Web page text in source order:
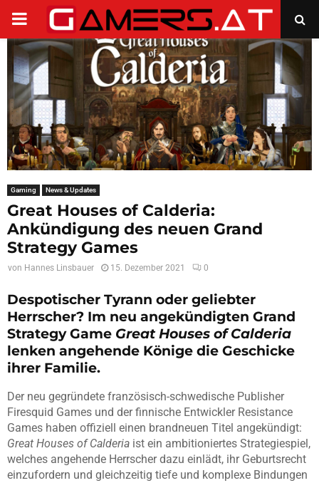
PRIMARY
MENU
Gaming News & Updates
Great Houses of Calderia:
Ankündigung des neuen Grand
Strategy Games
von Hannes Linsbauer 15. Dezember 2021 0
Despotischer Tyrann oder geliebter
Herrscher? Im neu angekündigten Grand
Strategy Game Great Houses of Calderia
lenken angehende Könige die Geschicke
ihrer Familie.
Der neu gegründete französisch-schwedische Publisher
Firesquid Games und der finnische Entwickler Resistance
Games haben offiziell einen brandneuen Titel angekündigt:
Great Houses of Calderia ist ein ambitioniertes Strategiespiel,
welches angehende Herrscher dazu einlädt, ihr Geburtsrecht
einzufordern und gleichzeitig tiefe und komplexe Bindungen